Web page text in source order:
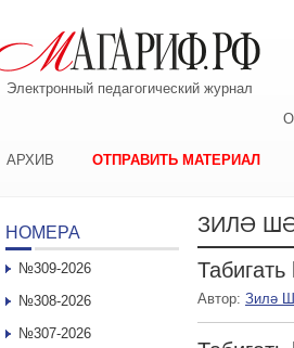
Электронный педагогический журнал
АРХИВ ОТПРАВИТЬ МАТЕРИАЛ
ЗИЛӘ
Автор: Зилә
НОМЕРА
№309-2026
№308-2026
№307-2026